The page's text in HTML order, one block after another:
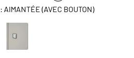
AIMANTÉE (AVEC BOUTON)